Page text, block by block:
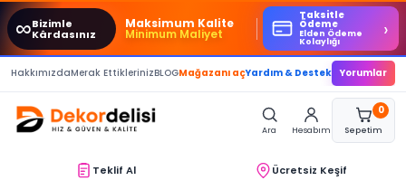
∞Bizimle
Kârdasınız
Maksimum Kalite
Minimum Maliyet
Taksitle
Ödeme
Elden Ödeme
Kolaylığı
›
HakkımızdaMerak EttiklerinizBLOGMağazanı açYardım & Destek Yorumlar
Ara Hesabım
0
Sepetim
Teklif Al Ücretsiz Keşif